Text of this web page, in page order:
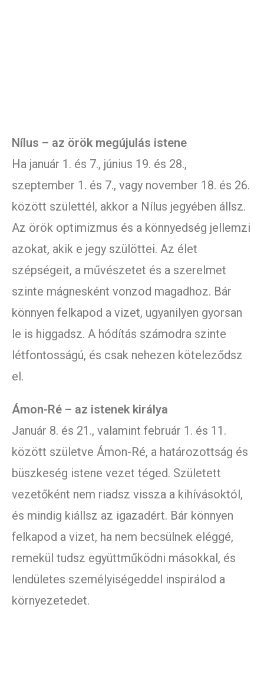
Nílus – az örök megújulás istene
Ha január 1. és 7., június 19. és 28.,
szeptember 1. és 7., vagy november 18. és 26.
között születtél, akkor a Nílus jegyében állsz.
Az örök optimizmus és a könnyedség jellemzi
azokat, akik e jegy szülöttei. Az élet
szépségeit, a művészetet és a szerelmet
szinte mágnesként vonzod magadhoz. Bár
könnyen felkapod a vizet, ugyanilyen gyorsan
le is higgadsz. A hódítás számodra szinte
létfontosságú, és csak nehezen köteleződsz
el.
Ámon-Ré – az istenek királya
Január 8. és 21., valamint február 1. és 11.
között születve Ámon-Ré, a határozottság és
büszkeség istene vezet téged. Született
vezetőként nem riadsz vissza a kihívásoktól,
és mindig kiállsz az igazadért. Bár könnyen
felkapod a vizet, ha nem becsülnek eléggé,
remekül tudsz együttműködni másokkal, és
lendületes személyiségeddel inspirálod a
környezetedet.